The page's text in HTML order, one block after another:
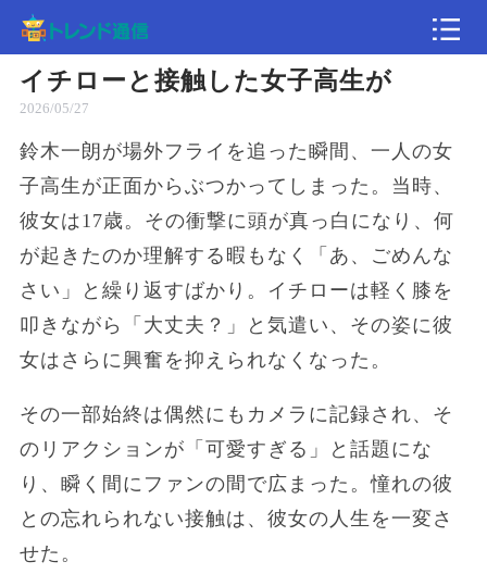
イチローと接触した女子高生が
2026/05/27
鈴木一朗が場外フライを追った瞬間、一人の女
子高生が正面からぶつかってしまった。当時、
彼女は17歳。その衝撃に頭が真っ白になり、何
が起きたのか理解する暇もなく「あ、ごめんな
さい」と繰り返すばかり。イチローは軽く膝を
叩きながら「大丈夫？」と気遣い、その姿に彼
女はさらに興奮を抑えられなくなった。
その一部始終は偶然にもカメラに記録され、そ
のリアクションが「可愛すぎる」と話題にな
り、瞬く間にファンの間で広まった。憧れの彼
との忘れられない接触は、彼女の人生を一変さ
せた。
記事
速報